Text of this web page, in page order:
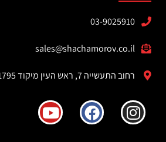
03-9025910
sales@shachamorov.co.il
רחוב התעשייה 7, ראש העין מיקוד 4801795